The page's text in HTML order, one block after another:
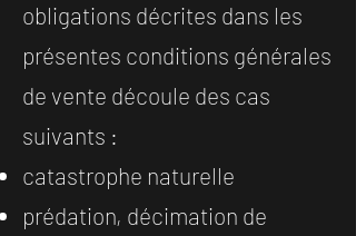
obligations décrites dans les
présentes conditions générales
de vente découle des cas
suivants :
catastrophe naturelle
prédation, décimation de